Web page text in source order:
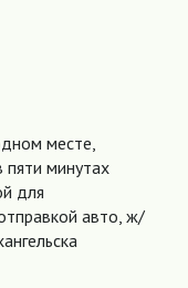
месте,
минутах
для
авто, ж/